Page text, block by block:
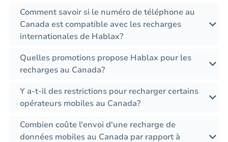
Comment savoir si le numéro de téléphone au
Canada est compatible avec les recharges
internationales de Hablax?
Quelles promotions propose Hablax pour les
recharges au Canada?
Y a-t-il des restrictions pour recharger certains
opérateurs mobiles au Canada?
Combien coûte l'envoi d'une recharge de
données mobiles au Canada par rapport à